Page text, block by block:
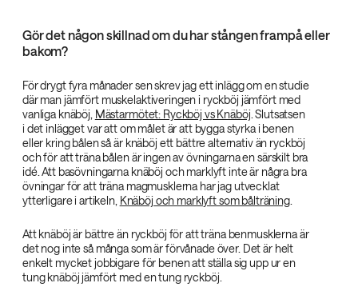
Gör det någon skillnad om du har stången frampå eller
bakom?
För drygt fyra månader sen skrev jag ett inlägg om en studie
där man jämfört muskelaktiveringen i ryckböj jämfört med
vanliga knäböj, Mästarmötet: Ryckböj vs Knäböj . Slutsatsen
i det inlägget var att om målet är att bygga styrka i benen
eller kring bålen så är knäböj ett bättre alternativ än ryckböj
och för att träna bålen är ingen av övningarna en särskilt bra
idé. Att basövningarna knäböj och marklyft inte är några bra
övningar för att träna magmusklerna har jag utvecklat
ytterligare i artikeln, Knäböj och marklyft som bålträning.
Att knäböj är bättre än ryckböj för att träna benmusklerna är
det nog inte så många som är förvånade över. Det är helt
enkelt mycket jobbigare för benen att ställa sig upp ur en
tung knäböj jämfört med en tung ryckböj.